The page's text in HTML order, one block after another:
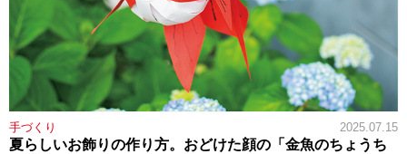
手づくり 2025.07.15
夏らしいお飾りの作り方。おどけた顔の「金魚のちょうち